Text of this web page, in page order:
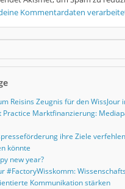
Kommentardaten
Reisins Zeugnis für den WissJour
Practice Marktfinanzierung:
ihre Ziele
könnte
new year?
#FactoryWisskomm:
Kommunikation stärken